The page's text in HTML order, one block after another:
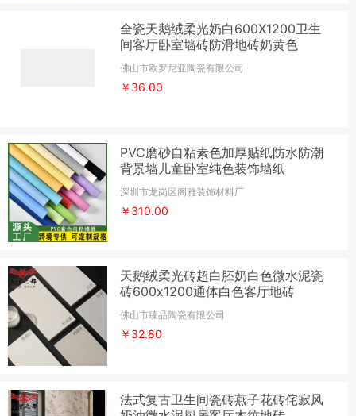
全瓷天鹅绒柔光奶白600X1200卫生
间客厅卧室墙砖防滑地砖奶黄色
佛山市欧罗尼亚陶瓷有限公司
￥36.00
PVC磨砂自粘素色加厚贴纸防水防潮
背景墙儿童卧室纯色装饰墙纸
深圳市龙岗区阁雅装饰材料厂
￥310.00
天鹅绒柔光砖超白胚奶白色微水泥瓷
砖600x1200通体白色客厅地砖
佛山市臻品陶瓷有限公司
￥32.80
法式复古卫生间瓷砖燕子花砖侘寂风